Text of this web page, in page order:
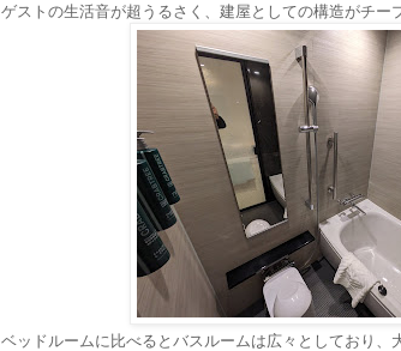
ゲストの生活音が超うるさく、建屋としての構造がチー
ベッドルームに比べるとバスルームは広々としており、